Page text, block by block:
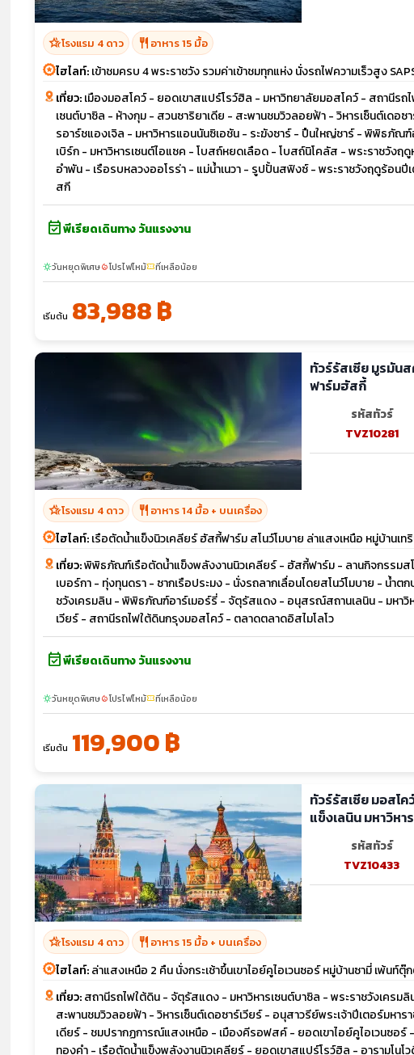
hotel_classโรงแรม 4 ดาว restaurant อาหาร 15 มื้อ
ไฮไลท์:เข้าชมครบ 4 พระราชวัง รวมค่าเข้าชมทุกแห่ง นั่งรถไฟความเร็วสูง
เที่ยว:เมืองมอสโคว์ - ยอดเขาสแปร์โรว์ฮิล - มหาวิทยาลัยมอสโคว์ - สถานีรถ
เซนต์บาซิล - ห้างกุม - สวนซาริยาเดีย - สะพานชมวิวลอยฟ้า - วิหารเซ็นต์เดอ
รอาร์ชแองเจิล - มหาวิหารแอนนันซิเอชัน - ระฆังซาร์ - ปืนใหญ่ชาร์ - พิพิธภั
เบิร์ก - มหาวิหารเซนต์ไอแซค - โบสถ์หยดเลือด - โบสถ์นิโคลัส - พระราชวัง
อำพัน - เรือรบหลวงออโรร่า - แม่น้ำเนวา - รูปปั้นสฟิงซ์ - พระราชวังฤดูร้อ
สกี
event_availableพีเรียดเดินทาง วันแรงงาน
sunnyวันหยุดพิเศษlocal_fire_departmentโปรไฟไหม้confirmation_numberที่เหลือน้อย
เริ่มต้น 83,988 ฿
ทัวร์รัสเซีย มูรมัน
ฟาร์มฮัสกี้
รหัสทัวร์
TVZ10281
hotel_classโรงแรม 4 ดาว restaurant อาหาร 14 มื้อ + บนเครื่อง
ไฮไลท์:เรือตัดน้ำแข็งนิวเคลียร์ ฮัสกี้ฟาร์ม สโนว์โมบาย ล่าแสงเหนือ หมู่บ้านเท
เที่ยว:พิพิธภัณฑ์เรือตัดน้ำแข็งพลังงานนิวเคลียร์ - ฮัสกี้ฟาร์ม - ลานกิจกรรมสโ
เบอร์กา - ทุ่งทุนดรา - ซากเรือประมง - นั่งรถลากเลื่อนโดยสโนว์โมบาย - น้ำ
ชวังเครมลิน - พิพิธภัณฑ์อาร์เมอร์รี่ - จัตุรัสแดง - อนุสรณ์สถานเลนิน - มหาวิห
เวียร์ - สถานีรถไฟใต้ดินกรุงมอสโคว์ - ตลาดตลาดอิสไมโลโว
event_availableพีเรียดเดินทาง วันแรงงาน
sunnyวันหยุดพิเศษlocal_fire_departmentโปรไฟไหม้confirmation_numberที่เหลือน้อย
เริ่มต้น 119,900 ฿
ทัวร์รัสเซีย มอสโ
แข็งเลนิน มหาวิหา
รหัสทัวร์
TVZ10433
hotel_classโรงแรม 4 ดาว restaurant อาหาร 15 มื้อ + บนเครื่อง
ไฮไลท์:ล่าแสงเหนือ 2 คืน นั่งกระเช้าขึ้นเขาไอย์คูไอเวนซอร์ หมู่บ้านซามี่ เพ้นท์
เที่ยว:สถานีรถไฟใต้ดิน - จัตุรัสแดง - มหาวิหารเซนต์บาซิล - พระราชวังเคร
สะพานชมวิวลอยฟ้า - วิหารเซ็นต์เดอซาร์เวียร์ - อนุสาวรีย์พระเจ้าปีเตอร์มห
เดียร์ - ชมปรากฏการณ์แสงเหนือ - เมืองคีรอฟสค์ - ยอดเขาไอย์คูไอเวนซ
ทองคำ - เรือตัดน้ำแข็งพลังงานนิวเคลียร์ - ยอดเขาสแปร์โรว์ฮิล - อารามโนโ